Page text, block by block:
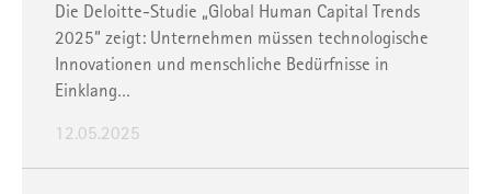
Die Deloitte-Studie „Global Human Capital Trends
2025“ zeigt: Unternehmen müssen technologische
Innovationen und menschliche Bedürfnisse in
Einklang…
12.05.2025